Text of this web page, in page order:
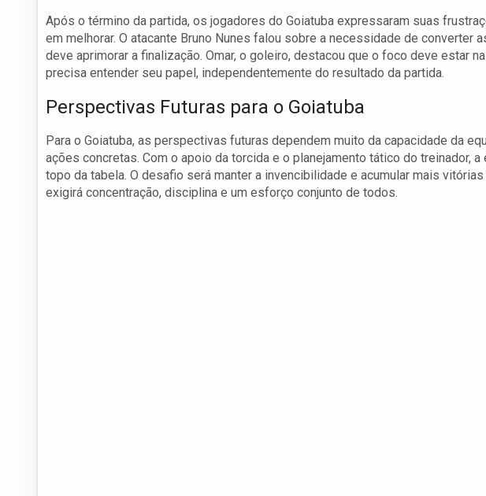
Após o término da partida, os jogadores do Goiatuba expressaram suas
em melhorar. O atacante Bruno Nunes falou sobre a necessidade de converter
deve aprimorar a finalização. Omar, o goleiro, destacou que o foco deve estar
precisa entender seu papel, independentemente do resultado da partida.
Perspectivas Futuras para o Goiatuba
Para o Goiatuba, as perspectivas futuras dependem muito da capacidade da
ações concretas. Com o apoio da torcida e o planejamento tático do treinador,
topo da tabela. O desafio será manter a invencibilidade e acumular mais
exigirá concentração, disciplina e um esforço conjunto de todos.